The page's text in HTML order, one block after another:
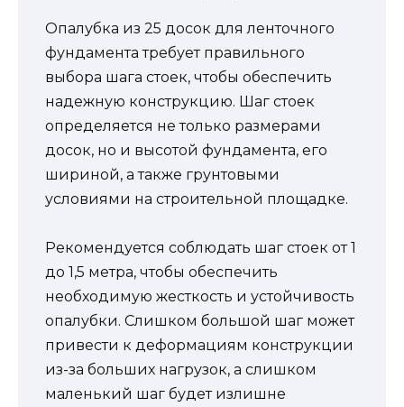
Опалубка из 25 досок для ленточного
фундамента требует правильного
выбора шага стоек, чтобы обеспечить
надежную конструкцию. Шаг стоек
определяется не только размерами
досок, но и высотой фундамента, его
шириной, а также грунтовыми
условиями на строительной площадке.
Рекомендуется соблюдать шаг стоек от 1
до 1,5 метра, чтобы обеспечить
необходимую жесткость и устойчивость
опалубки. Слишком большой шаг может
привести к деформациям конструкции
из-за больших нагрузок, а слишком
маленький шаг будет излишне